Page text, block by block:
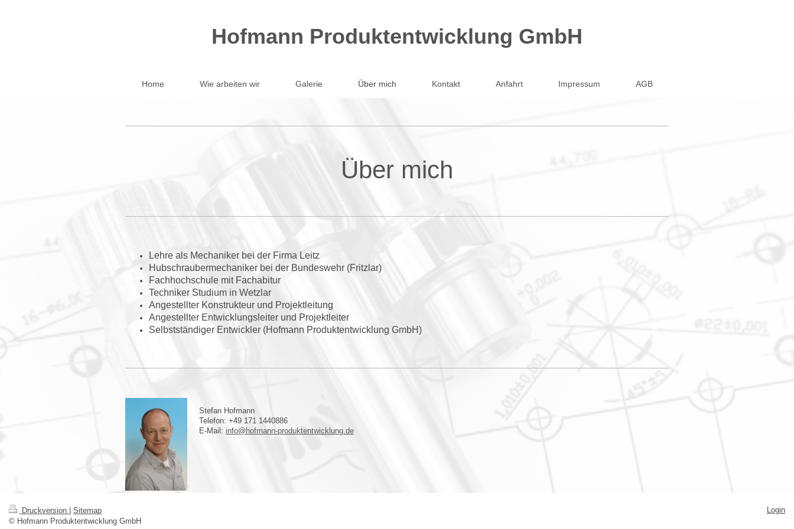
Hofmann Produktentwicklung GmbH
Home Wie arbeiten wir Galerie Über mich Kontakt Anfahrt Impressum AGB
Über mich
Lehre als Mechaniker bei der Firma Leitz
Hubschraubermechaniker bei der Bundeswehr (Fritzlar)
Fachhochschule mit Fachabitur
Techniker Studium in Wetzlar
Angestellter Konstrukteur und Projektleitung
Angestellter Entwicklungsleiter und Projektleiter
Selbstständiger Entwickler (Hofmann Produktentwicklung GmbH)
Stefan Hofmann
Telefon: +49 171 1440886
E-Mail: info@hofmann-produktentwicklung.de
Druckversion | Sitemap
© Hofmann Produktentwicklung GmbH
Login